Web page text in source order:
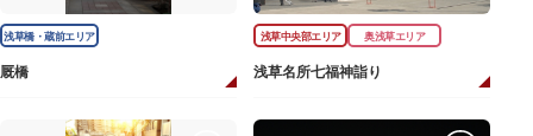
浅草橋・蔵前エリア
厩橋
浅草中央部エリア 奥浅草エリア
浅草名所七福神詣り